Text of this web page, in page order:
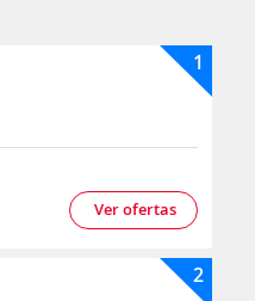
1
Ver ofertas
2